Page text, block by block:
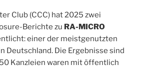
Club (CCC) hat 2025 zwei
Berichte zu RA-MICRO
einer der meistgenutzten
Deutschland. Die Ergebnisse sind
Kanzleien waren mit öffentlich